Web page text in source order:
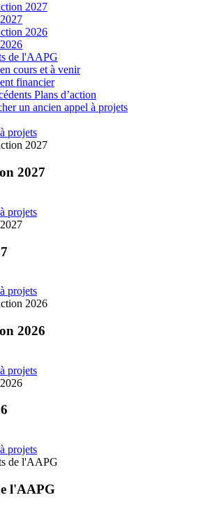
2027
2026
de l'AAPG
cours et à venir
financier
Plans d’action
un ancien appel à projets
projets
2027
2027
projets
projets
2026
2026
projets
projets
de l'AAPG
l'AAPG